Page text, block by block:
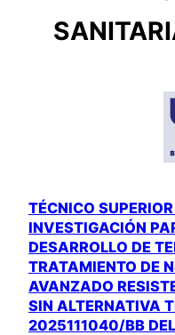
TÉCNICO
INVESTIGACIÓN
DESARROLLO DE
TRATAMIENTO DE
AVANZADO
SIN ALTERNATIVA
2025111040/BB